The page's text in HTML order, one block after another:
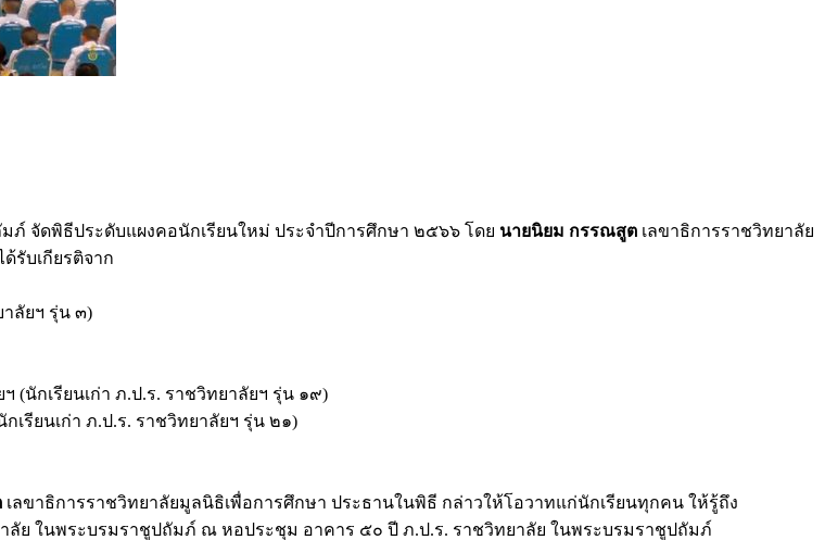
จัดพิธีประดับแผงคอนักเรียนใหม่ ประจำปีการศึกษา ๒๕๖๖ โดย นายนิยม กรรณสูต เลขาธิการราชวิทยาลัย
รับเกียรติจาก
ลัยฯ รุ่น ๓)
(นักเรียนเก่า ภ.ป.ร. ราชวิทยาลัยฯ รุ่น ๑๙)
เรียนเก่า ภ.ป.ร. ราชวิทยาลัยฯ รุ่น ๒๑)
เลขาธิการราชวิทยาลัยมูลนิธิเพื่อการศึกษา ประธานในพิธี กล่าวให้โอวาทแก่นักเรียนทุกคน ให้รู้ถึง
ลัย ในพระบรมราชูปถัมภ์ ณ หอประชุม อาคาร ๕๐ ปี ภ.ป.ร. ราชวิทยาลัย ในพระบรมราชูปถัมภ์